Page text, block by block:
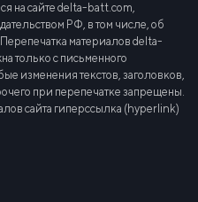
на сайте delta-batt.com,
РФ, в том числе, об
материалов delta-
только с письменного
изменения текстов, заголовков,
при перепечатке запрещены.
сайта гиперссылка (hyperlink)